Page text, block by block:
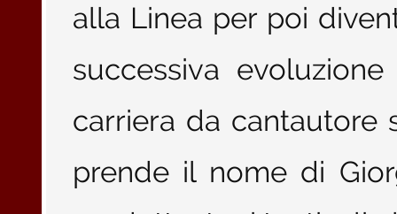
alla Linea per poi
successiva
carriera da cantautore
prende il nome di